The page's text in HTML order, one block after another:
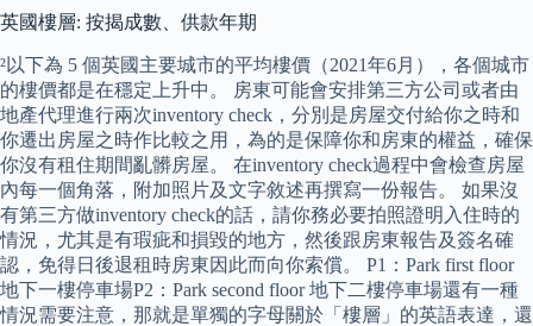
英國樓層: 按揭成數、供款年期
²以下為 5 個英國主要城市的平均樓價（2021年6月），各個城市
的樓價都是在穩定上升中。 房東可能會安排第三方公司或者由
地產代理進行兩次inventory check，分別是房屋交付給你之時和
你遷出房屋之時作比較之用，為的是保障你和房東的權益，確保
你沒有租住期間亂髒房屋。 在inventory check過程中會檢查房屋
內每一個角落，附加照片及文字敘述再撰寫一份報告。 如果沒
有第三方做inventory check的話，請你務必要拍照證明入住時的
情況，尤其是有瑕疵和損毀的地方，然後跟房東報告及簽名確
認，免得日後退租時房東因此而向你索償。 P1：Park first floor
地下一樓停車場P2：Park second floor 地下二樓停車場還有一種
情況需要注意，那就是單獨的字母關於「樓層」的英語表達，還